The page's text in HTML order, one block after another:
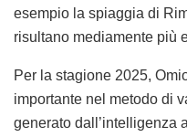
esempio la spiaggia di
risultano mediamente più
Per la stagione 2025,
importante nel metodo di
generato dall’intelligenza